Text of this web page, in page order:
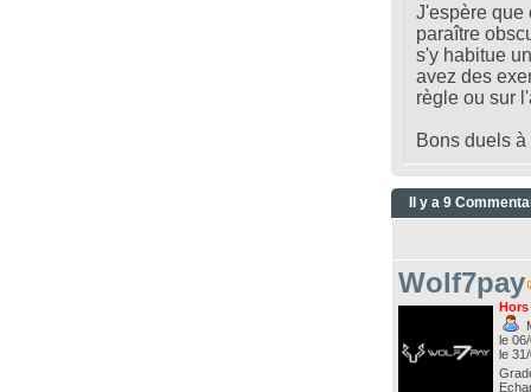
J'espère que
paraître
s'y habitue
avez des
règle ou sur
Bons duels à
Il y a 9
Wolf7pay
le
le